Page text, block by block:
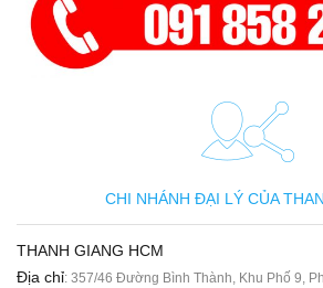
CHI NHÁNH ĐẠI LÝ CỦA
THANH GIANG HCM
Địa chỉ: 357/46 Đường Bình Thành, Khu Phố 9,